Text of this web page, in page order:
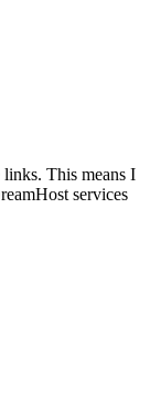
This means I
services